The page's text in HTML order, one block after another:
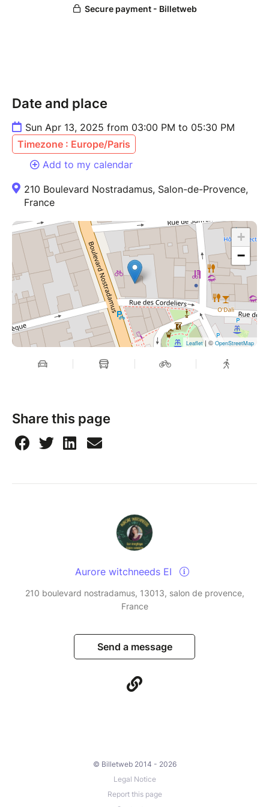
du bien. Cheffe de cuisine consciente depuis 10 ans,
Date and place
Sun Apr 13, 2025 from 03:00 PM to 05:30 PM
Timezone : Europe/Paris
Add to my calendar
210 Boulevard Nostradamus, Salon-de-Provence,
France
+
−
Leaflet| © OpenStreetMap
Share this page
Aurore witchneeds EI
210 boulevard nostradamus, 13013, salon de provence,
France
Send a message
© Billetweb 2014 - 2026
Legal Notice
Report this page